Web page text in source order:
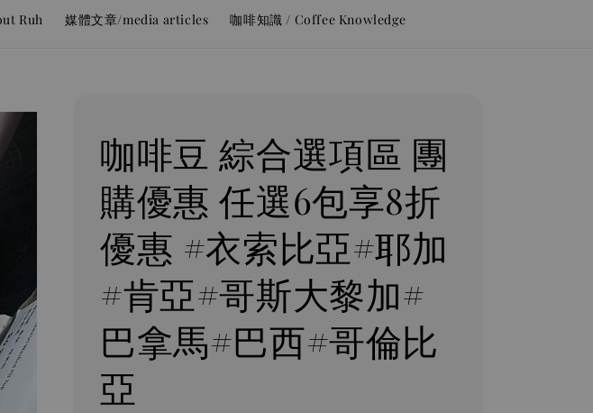
Ruh 媒體文章/media articles 咖啡知識 / Coffee Knowledge
咖啡豆 綜合選項區 團
購優惠 任選6包享8折
優惠 #衣索比亞#耶加
#肯亞#哥斯大黎加#
巴拿馬#巴西#哥倫比
亞